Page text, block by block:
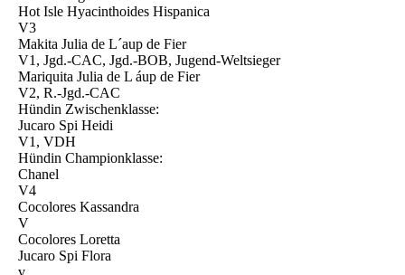
Hot Isle Hyacinthoides Hispanica
V3
Makita Julia de L´aup de Fier
V1, Jgd.-CAC, Jgd.-BOB, Jugend-Weltsieger
Mariquita Julia de L áup de Fier
V2, R.-Jgd.-CAC
Hündin Zwischenklasse:
Jucaro Spi Heidi
V1, VDH
Hündin Championklasse:
Chanel
V4
Cocolores Kassandra
V
Cocolores Loretta
Jucaro Spi Flora